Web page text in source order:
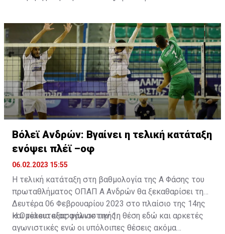
Ομόνοια πήρε αήττητη τον τίτλο, με 18/18, και έκανε
το back2back.
Βόλεϊ Ανδρών: Βγαίνει η τελική κατάταξη
ενόψει πλέϊ –οφ
06.02.2023 15:55
Η τελική κατάταξη στη βαθμολογία της Α Φάσης του
πρωταθλήματος ΟΠΑΠ Α Ανδρών θα ξεκαθαρίσει τη
Δευτέρα 06 Φεβρουαρίου 2023 στο πλαίσιο της 14ης
και τελευταίας αγωνιστικής.
Η Ομόνοια εξασφάλισε την 1η θέση εδώ και αρκετές
αγωνιστικές ενώ οι υπόλοιπες θέσεις ακόμα